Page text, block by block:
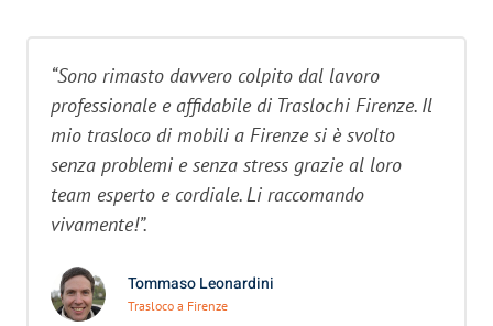
“Sono rimasto davvero colpito dal lavoro
professionale e affidabile di Traslochi Firenze. Il
mio trasloco di mobili a Firenze si è svolto
senza problemi e senza stress grazie al loro
team esperto e cordiale. Li raccomando
vivamente!”.
Tommaso Leonardini
Trasloco a Firenze